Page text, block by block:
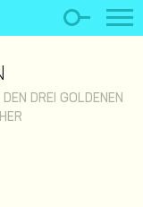
DREI GOLDENEN